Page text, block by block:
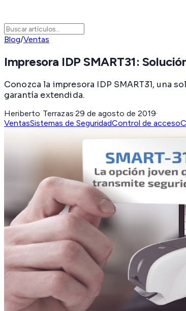
Blog/Ventas
Impresora IDP SMART31:
Conozca la impresora IDP SMART31,
garantía extendida.
Heriberto Terrazas·29 de agosto de 2019·
VentasSistemas de SeguridadControl de acceso